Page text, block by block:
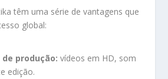
têm uma série de vantagens que
global:
produção: vídeos em HD, som
edição.